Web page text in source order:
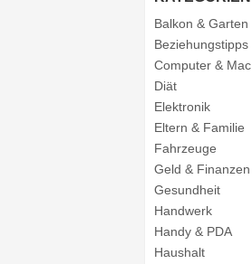
Balkon & Garten
Beziehungstipps
Computer & Mac
Diät
Elektronik
Eltern & Familie
Fahrzeuge
Geld & Finanzen
Gesundheit
Handwerk
Handy & PDA
Haushalt